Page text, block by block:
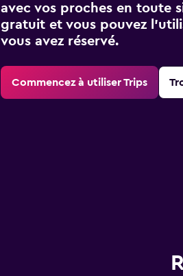
avec vos proches en toute
gratuit et vous pouvez
vous avez réservé.
Commencez à utiliser Trips